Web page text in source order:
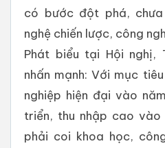
có bước đột phá,
nghệ chiến lược, công
Phát biểu tại Hội nghị,
nhấn mạnh: Với mục
nghiệp hiện đại vào
triển, thu nhập cao
phải coi khoa học,